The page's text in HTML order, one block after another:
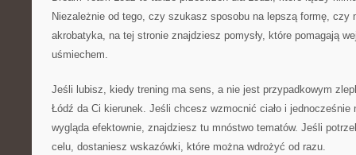
Niezależnie od tego, czy szukasz sposobu na lepszą formę, czy
akrobatyka, na tej stronie znajdziesz pomysły, które pomagają
uśmiechem.
Jeśli lubisz, kiedy trening ma sens, a nie jest przypadkowym
Łódź da Ci kierunek. Jeśli chcesz wzmocnić ciało i
wygląda efektownie, znajdziesz tu mnóstwo tematów. Jeśli
celu, dostaniesz wskazówki, które można wdrożyć od razu.